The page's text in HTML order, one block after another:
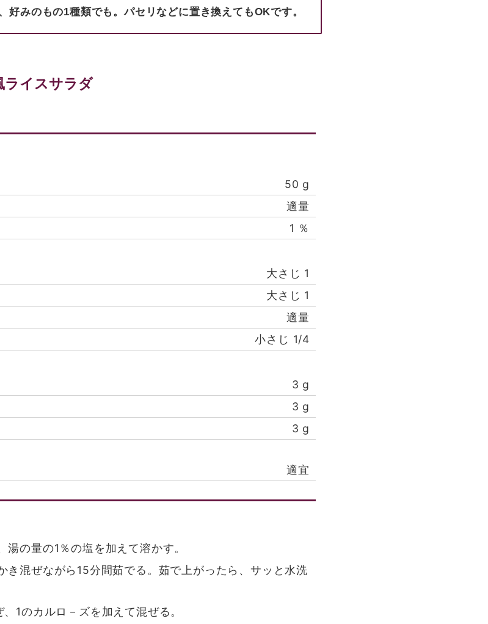
好みのもの1種類でも。パセリなどに置き換えてもOKです。
ライスサラダ
50 g
適量
1 ％
大さじ 1
大さじ 1
適量
小さじ 1/4
3 g
3 g
3 g
適宜
の量の1％の塩を加えて溶かす。
き混ぜながら15分間茹でる。茹で上がったら、サッと水洗
1のカルロ－ズを加えて混ぜる。